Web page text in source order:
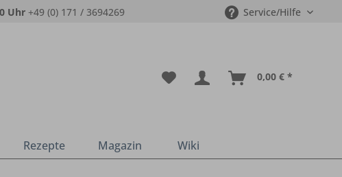
Uhr +49 (0) 171 / 3694269 Service/Hilfe
0,00 € *
Rezepte Magazin Wiki